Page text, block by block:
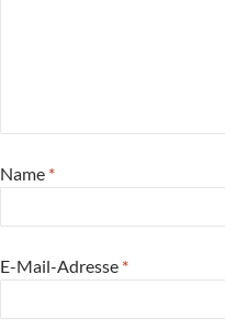
Name *
E-Mail-Adresse *